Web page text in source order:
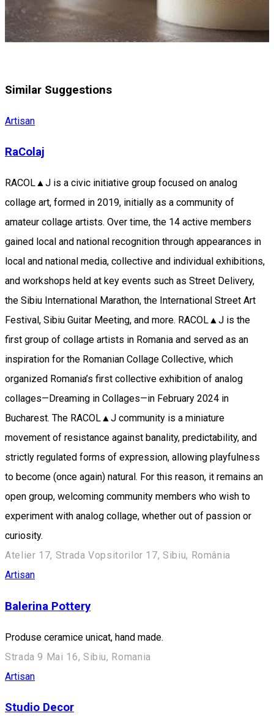
Similar Suggestions
Artisan
RaColaj
RACOL▲J is a civic initiative group focused on analog
collage art, formed in 2019, initially as a community of
amateur collage artists. Over time, the 14 active members
gained local and national recognition through appearances in
local and national media, collective and individual exhibitions,
and workshops held at key events such as Street Delivery,
the Sibiu International Marathon, the International Street Art
Festival, Sibiu Guitar Meeting, and more. RACOL▲J is the
first group of collage artists in Romania and served as an
inspiration for the Romanian Collage Collective, which
organized Romania’s first collective exhibition of analog
collages—Dreaming in Collages—in February 2024 in
Bucharest. The RACOL▲J community is a miniature
movement of resistance against banality, predictability, and
strictly regulated forms of expression, allowing playfulness
to become (once again) natural. For this reason, it remains an
open group, welcoming community members who wish to
experiment with analog collage, whether out of passion or
curiosity.
Atelier 17, Strada Vopsitorilor 17, Sibiu, România
Artisan
Balerina Pottery
Produse ceramice unicat, hand made.
Strada 9 Mai 16, Sibiu, Romania
Artisan
Studio Decor